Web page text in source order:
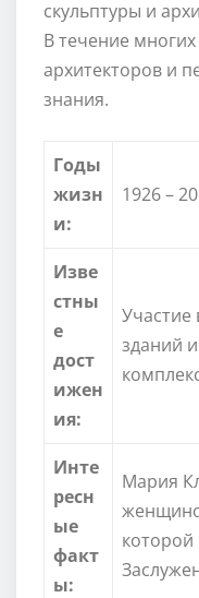
скульптуры и
В течение
архитекторов и
знания.
Годы
жизн
и:
1926 –
Изве
стны
е
дост
ижен
ия:
Участие
зданий
Инте
ресн
ые
факт
ы:
Мария